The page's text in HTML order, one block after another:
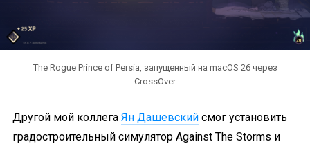
The Rogue Prince of Persia, запущенный на macOS 26 через
CrossOver
Другой мой коллега Ян Дашевский смог установить
градостроительный симулятор Against The Storms и